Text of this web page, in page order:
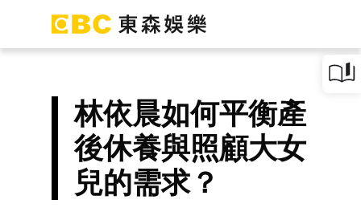
林依晨如何平衡產
後休養與照顧大女
兒的需求？